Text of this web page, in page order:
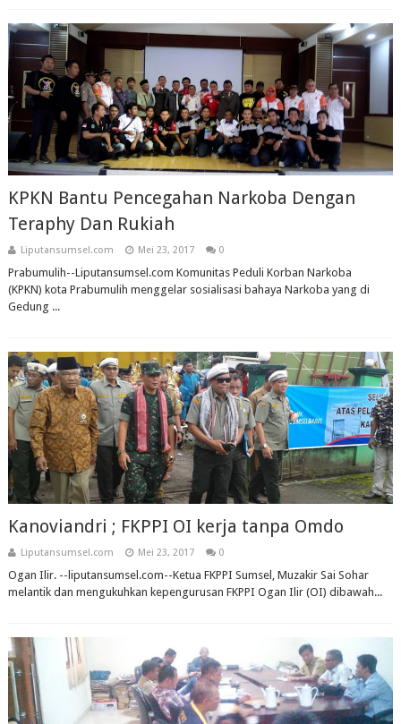
KPKN Bantu Pencegahan Narkoba Dengan
Teraphy Dan Rukiah
Liputansumsel.com Mei 23, 2017 0
Prabumulih--Liputansumsel.com Komunitas Peduli Korban Narkoba
(KPKN) kota Prabumulih menggelar sosialisasi bahaya Narkoba yang di
Gedung ...
Kanoviandri ; FKPPI OI kerja tanpa Omdo
Liputansumsel.com Mei 23, 2017 0
Ogan Ilir. --liputansumsel.com--Ketua FKPPI Sumsel, Muzakir Sai Sohar
melantik dan mengukuhkan kepengurusan FKPPI Ogan Ilir (OI) dibawah...